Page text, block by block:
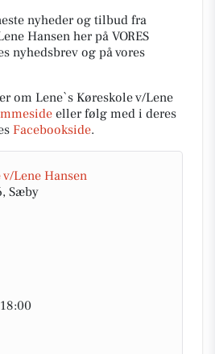
nyheder og tilbud fra
Hansen her på VORES
nyhedsbrev og på vores
om Lene`s Køreskole v/Lene
eller følg med i deres
Facebookside.
Lene Hansen
Sæby